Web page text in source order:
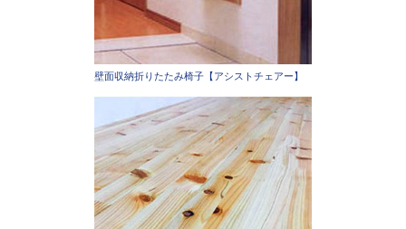
壁面収納折りたたみ椅子【アシストチェアー】